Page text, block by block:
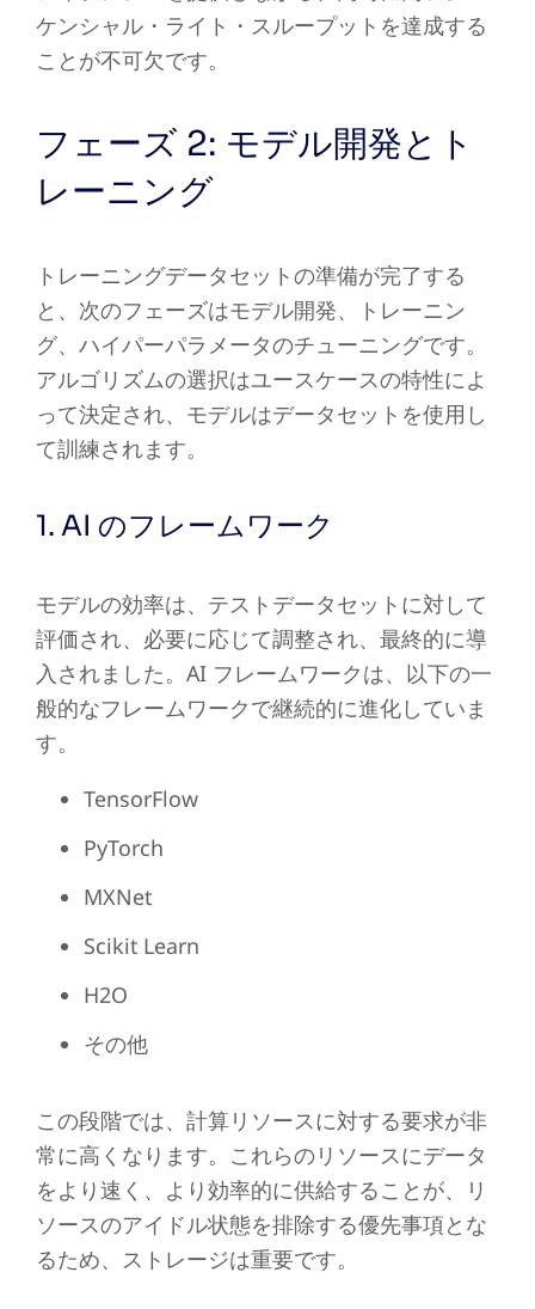
ケンシャル・ライト・スループットを達成する
ことが不可欠です。
フェーズ 2: モデル開発とト
レーニング
トレーニングデータセットの準備が完了する
と、次のフェーズはモデル開発、トレーニン
グ、ハイパーパラメータのチューニングです。
アルゴリズムの選択はユースケースの特性によ
って決定され、モデルはデータセットを使用し
て訓練されます。
1. AI のフレームワーク
モデルの効率は、テストデータセットに対して
評価され、必要に応じて調整され、最終的に導
入されました。AI フレームワークは、以下の一
般的なフレームワークで継続的に進化していま
す。
TensorFlow
PyTorch
MXNet
Scikit Learn
H2O
その他
この段階では、計算リソースに対する要求が非
常に高くなります。これらのリソースにデータ
をより速く、より効率的に供給することが、リ
ソースのアイドル状態を排除する優先事項とな
るため、ストレージは重要です。